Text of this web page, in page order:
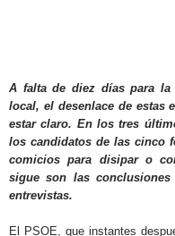
NECROLÓGICAS
GALERÍAS
A falta de diez días para la
local, el desenlace de estas
estar claro. En los tres
los candidatos de las cinco
comicios para disipar o
sigue son las
entrevistas.
El PSOE, que instantes